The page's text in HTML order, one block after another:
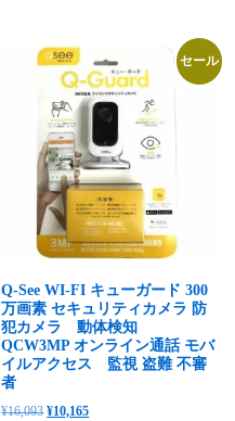
セール
Q-See WI-FI キューガード 300
万画素 セキュリティカメラ 防
犯カメラ 動体検知
QCW3MP オンライン通話 モバ
イルアクセス 監視 盗難 不審
者
¥16,093 元
¥10,165現